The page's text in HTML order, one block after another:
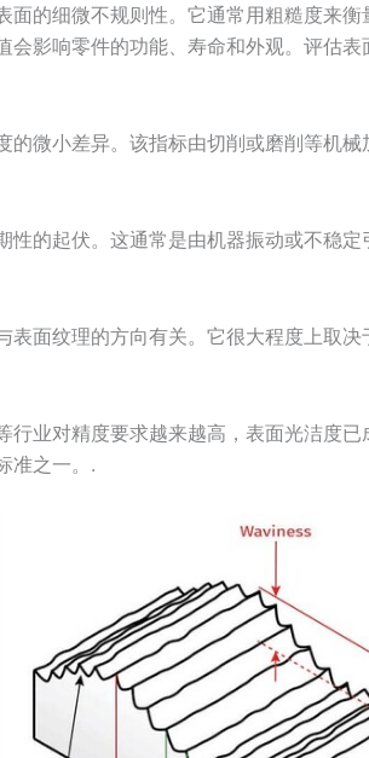
面的细微不规则性。它通常用粗糙度来
会影响零件的功能、寿命和外观。评估
的微小差异。该指标由切削或磨削等机
性的起伏。这通常是由机器振动或不稳
表面纹理的方向有关。它很大程度上取
行业对精度要求越来越高，表面光洁度
准之一。.